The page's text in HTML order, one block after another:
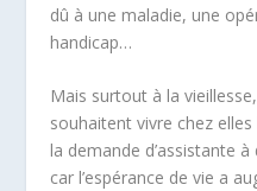
dû à une maladie, une
handicap…
Mais surtout à la
souhaitent vivre chez
la demande d’assistante
car l’espérance de vie a